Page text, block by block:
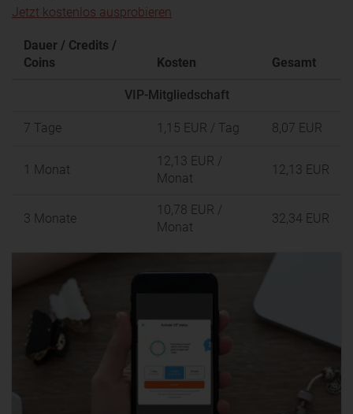
Jetzt kostenlos ausprobieren
Dauer / Credits /
Coins
Kosten Gesamt
VIP-Mitgliedschaft
7 Tage 1,15 EUR / Tag 8,07 EUR
1 Monat
12,13 EUR /
Monat
12,13 EUR
3 Monate
10,78 EUR /
Monat
32,34 EUR